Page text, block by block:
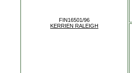
FIN16501/96
KERRIEN RALEIGH